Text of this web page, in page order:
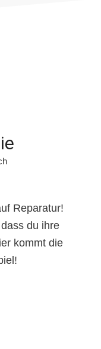
Reparatur!
du ihre
kommt die